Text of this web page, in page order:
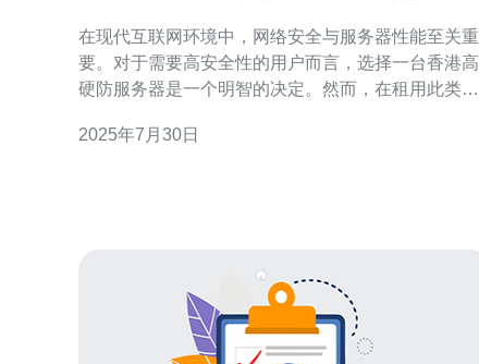
在现代互联网环境中，网络安全与服务器性能至关重
要。对于需要高安全性的用户而言，选择一台香港高
硬防服务器是一个明智的决定。然而，在租用此类服
选择的服务器能够满足您的需求。 为什么选择香港高
2025年7月30日